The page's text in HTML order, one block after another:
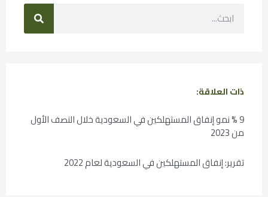
ذات العلاقة:
9 % نمو إنفاق المستهلكين في السعودية خلال النصف الأول
من 2023
تقرير: إنفاق المستهلكين في السعودية لعام 2022